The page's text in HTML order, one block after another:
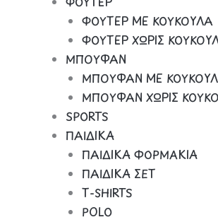
ΦΟΥΤΕΡ ΜΕ ΚΟΥΚΟΥΛΑ
ΦΟΥΤΕΡ ΧΩΡΙΣ
ΜΠΟΥΦΑΝ
ΜΠΟΥΦΑΝ ΜΕ
ΜΠΟΥΦΑΝ ΧΩΡΙΣ
SPORTS
ΠΑΙΔΙΚΑ
ΠΑΙΔΙΚΑ ΦΟΡΜΑΚΙΑ
ΠΑΙΔΙΚΑ ΣΕΤ
Τ-SHIRTS
POLO